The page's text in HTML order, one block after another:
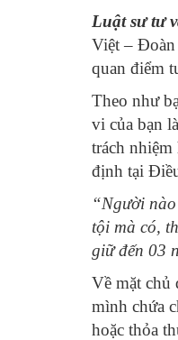
Luật sư tư
Việt – Đoàn
quan điểm
Theo như
vi của bạn
trách
định tại
“Người
tội mà có,
giữ đến 03
Về mặt chủ
mình chứa
hoặc thỏa